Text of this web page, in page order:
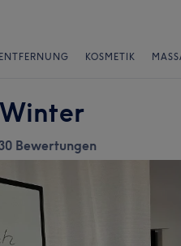
KOSMETIK
Bewertungen